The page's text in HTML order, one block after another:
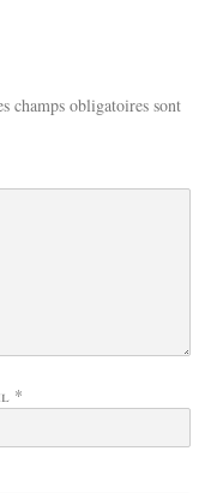
champs obligatoires sont
*